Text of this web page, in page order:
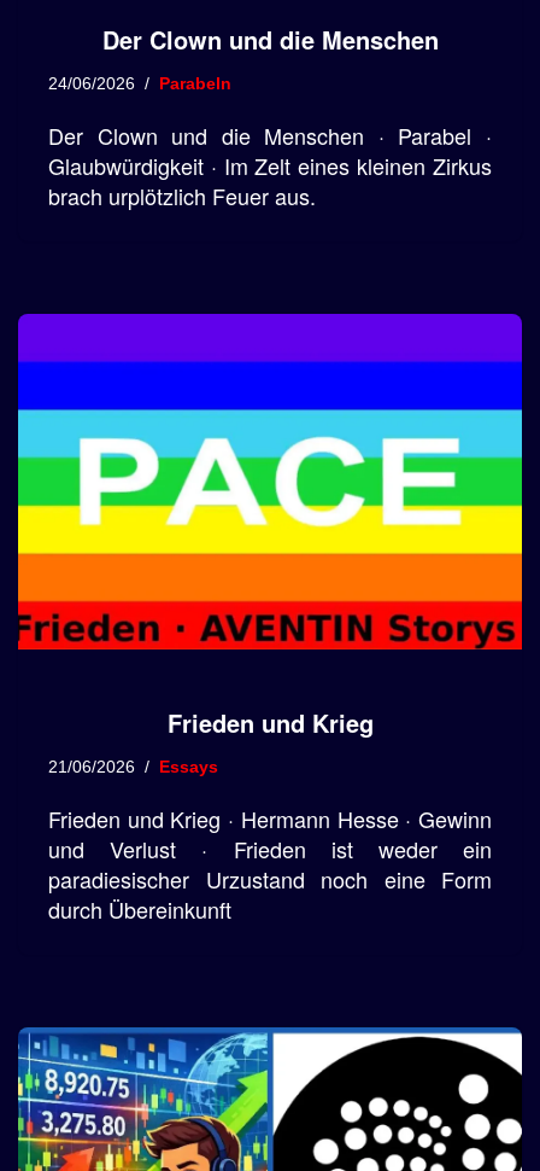
Der Clown und die Menschen
24/06/2026 Parabeln
Der Clown und die Menschen · Parabel ·
Glaubwürdigkeit · Im Zelt eines kleinen Zirkus
brach urplötzlich Feuer aus.
Frieden und Krieg
21/06/2026 Essays
Frieden und Krieg · Hermann Hesse · Gewinn
und Verlust · Frieden ist weder ein
paradiesischer Urzustand noch eine Form
durch Übereinkunft